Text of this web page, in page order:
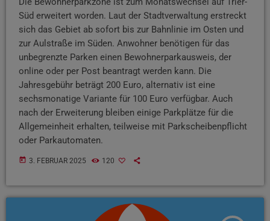
Süd erweitert worden. Laut der Stadtverwaltung erstreckt
sich das Gebiet ab sofort bis zur Bahnlinie im Osten und
zur Aulstraße im Süden. Anwohner benötigen für das
unbegrenzte Parken einen Bewohnerparkausweis, der
online oder per Post beantragt werden kann. Die
Jahresgebühr beträgt 200 Euro, alternativ ist eine
sechsmonatige Variante für 100 Euro verfügbar. Auch
nach der Erweiterung bleiben einige Parkplätze für die
Allgemeinheit erhalten, teilweise mit Parkscheibenpflicht
oder Parkautomaten.
today 3. FEBRUAR 2025 120